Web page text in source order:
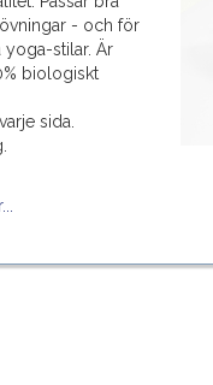
- och för
yoga-stilar. Är
biologiskt
sida.